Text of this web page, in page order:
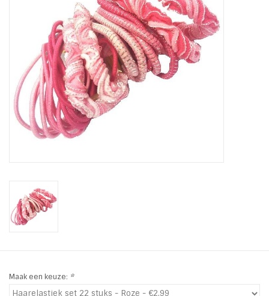
Haaraccesoires
Zonnebrillen
Fashion
ON THE BEACH
Ohlala Jewels
LIFESTYLE PRODUCTEN
SALE
Maak een keuze: *